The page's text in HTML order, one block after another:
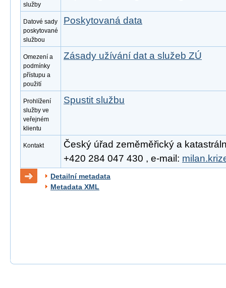
služby
Datové sady
poskytované
službou
Poskytovaná data
Omezení a
podmínky
přístupu a
použití
Zásady užívání dat a služeb ZÚ
Prohlížení
služby ve
veřejném
klientu
Spustit službu
Kontakt
Český úřad zeměměřický a
+420 284 047 430 , e-mail:
Detailní metadata
Metadata XML